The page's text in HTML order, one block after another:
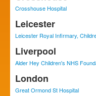
Crosshouse Hospital
Leicester
Leicester Royal Infirmary,
Liverpool
Alder Hey Children's NHS
London
Great Ormond St Hospital